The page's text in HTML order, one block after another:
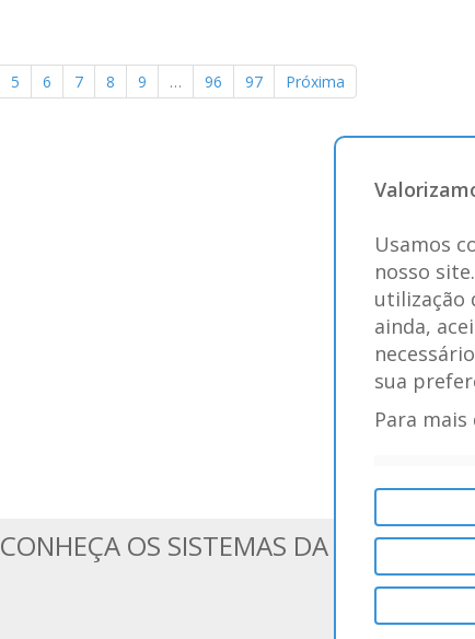
5 6 7 8 9 … 96 97 Próxima
CONHEÇA OS SISTEMAS DA BLUESOFT
Usamos
nosso
utilização
ainda,
sua
Para